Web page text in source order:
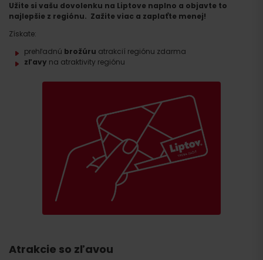
Užite si vašu dovolenku na Liptove naplno a objavte to
najlepšie z regiónu. Zažite viac a zaplaťte menej!
Získate:
prehľadnú brožúru atrakcií regiónu zdarma
zľavy na atraktivity regiónu
Atrakcie so zľavou